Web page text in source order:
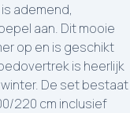
ademend,
aan. Dit mooie
op en is geschikt
is heerlijk
De set bestaat
220 cm inclusief